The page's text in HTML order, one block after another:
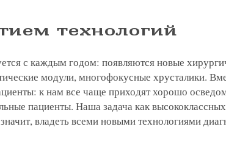
технологий
с каждым годом: появляются новые
модули, многофокусные хрусталики.
к нам все чаще приходят хорошо
пациенты. Наша задача как
владеть всеми новыми технологиями
Беликовой Е.И.
Елена, персональный